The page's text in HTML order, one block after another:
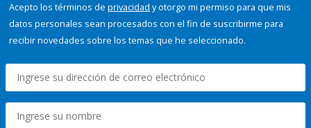
Acepto los términos de privacidad y otorgo mi permiso para que mis
datos personales sean procesados con el fin de suscribirme para
recibir novedades sobre los temas que he seleccionado.